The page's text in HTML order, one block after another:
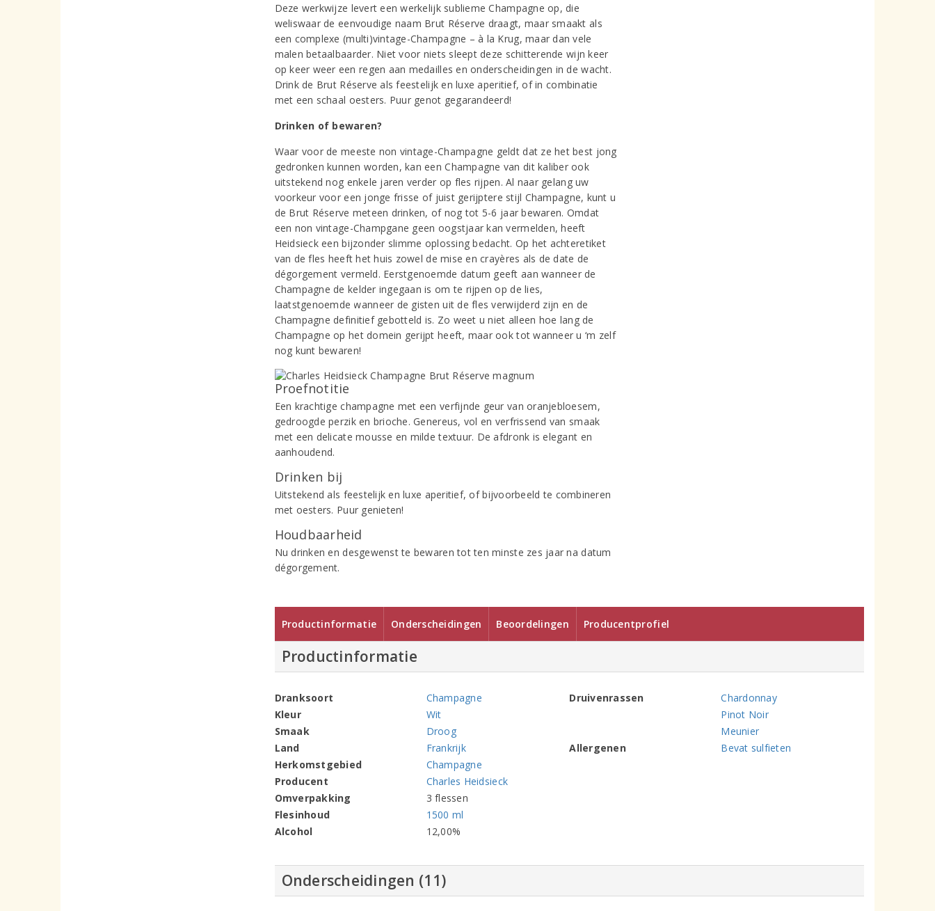
Deze werkwijze levert een werkelijk sublieme Champagne op, die
weliswaar de eenvoudige naam Brut Réserve draagt, maar smaakt als
een complexe (multi)vintage-Champagne – à la Krug, maar dan vele
malen betaalbaarder. Niet voor niets sleept deze schitterende wijn keer
op keer weer een regen aan medailles en onderscheidingen in de wacht.
Drink de Brut Réserve als feestelijk en luxe aperitief, of in combinatie
met een schaal oesters. Puur genot gegarandeerd!
Drinken of bewaren?
Waar voor de meeste non vintage-Champagne geldt dat ze het best jong
gedronken kunnen worden, kan een Champagne van dit kaliber ook
uitstekend nog enkele jaren verder op fles rijpen. Al naar gelang uw
voorkeur voor een jonge frisse of juist gerijptere stijl Champagne, kunt u
de Brut Réserve meteen drinken, of nog tot 5-6 jaar bewaren. Omdat
een non vintage-Champgane geen oogstjaar kan vermelden, heeft
Heidsieck een bijzonder slimme oplossing bedacht. Op het achteretiket
van de fles heeft het huis zowel de mise en crayères als de date de
dégorgement vermeld. Eerstgenoemde datum geeft aan wanneer de
Champagne de kelder ingegaan is om te rijpen op de lies,
laatstgenoemde wanneer de gisten uit de fles verwijderd zijn en de
Champagne definitief gebotteld is. Zo weet u niet alleen hoe lang de
Champagne op het domein gerijpt heeft, maar ook tot wanneer u ‘m zelf
nog kunt bewaren!
Proefnotitie
Een krachtige champagne met een verfijnde geur van oranjebloesem,
gedroogde perzik en brioche. Genereus, vol en verfrissend van smaak
met een delicate mousse en milde textuur. De afdronk is elegant en
aanhoudend.
Drinken bij
Uitstekend als feestelijk en luxe aperitief, of bijvoorbeeld te combineren
met oesters. Puur genieten!
Houdbaarheid
Nu drinken en desgewenst te bewaren tot ten minste zes jaar na datum
dégorgement.
Productinformatie Onderscheidingen Beoordelingen Producentprofiel
Productinformatie
Dranksoort
Champagne
Kleur
Wit
Smaak
Droog
Land
Frankrijk
Herkomstgebied
Champagne
Producent
Charles Heidsieck
Omverpakking
3 flessen
Flesinhoud
1500 ml
Alcohol
12,00%
Druivenrassen
Chardonnay
Pinot Noir
Meunier
Allergenen
Bevat sulfieten
Onderscheidingen (11)